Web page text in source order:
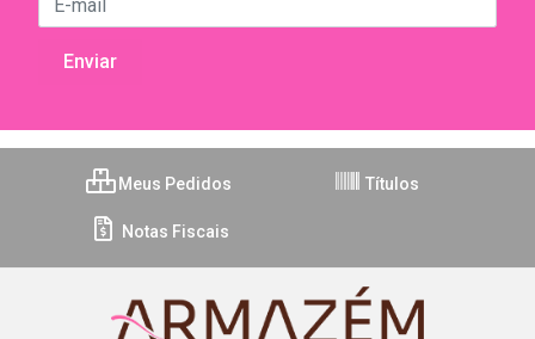
Meus Pedidos Títulos
Notas Fiscais